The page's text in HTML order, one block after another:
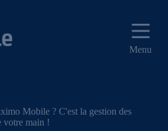
Menu
Mobile ? C'est la gestion des
votre main !